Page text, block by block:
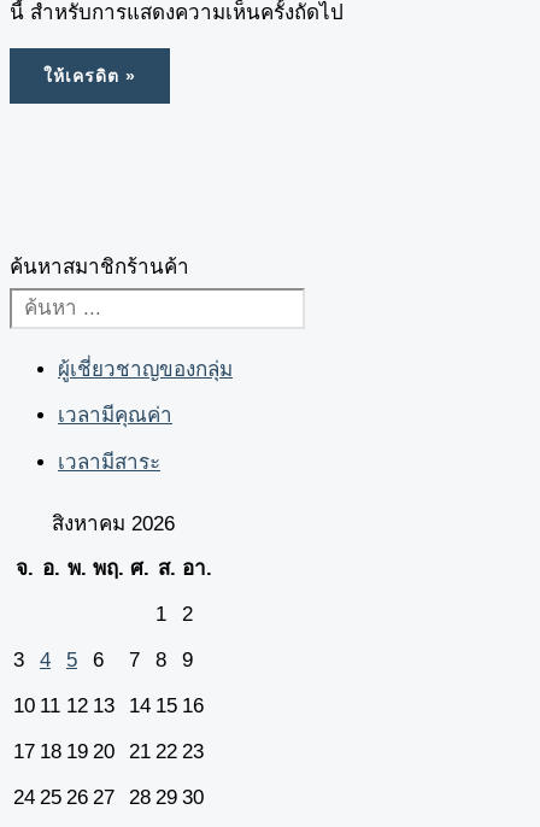
นี้ สำหรับการแสดงความเห็นครั้งถัดไป
ค้นหาสมาชิกร้านค้า
ผู้เชี่ยวชาญของกลุ่ม
เวลามีคุณค่า
เวลามีสาระ
สิงหาคม 2026
จ. อ. พ. พฤ. ศ. ส. อา.
1
2
3
4 5 6 7 8
9
10 11 12 13 14 15 16
17 18 19 20 21 22 23
24 25 26 27 28 29 30